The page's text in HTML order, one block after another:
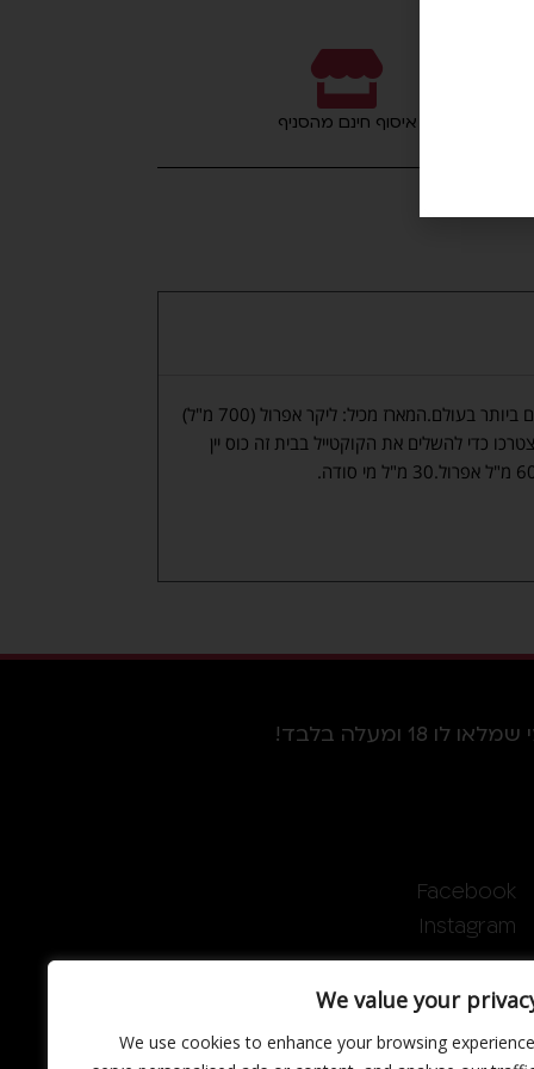
We value your
We use cookies to enhance your browsing
איסוף חינם מהסניף
אפרול שפריץ הוא ללא ספק אחד הקוקטיילים המוכרים ביותר בעולם.המארז מכיל: ליקר אפרול (700 מ"ל)
(750 מ"ל)כל מה שתצטרכו כדי להשלים את הקוקטייל בבית זה כוס יין
בלבד!
Facebook
Instagram